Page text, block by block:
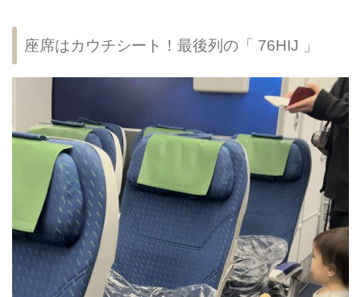
座席はカウチシート！最後列の「 76HIJ 」